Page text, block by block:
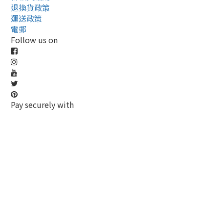
退換貨政策
運送政策
電郵
Follow us on
Pay securely with